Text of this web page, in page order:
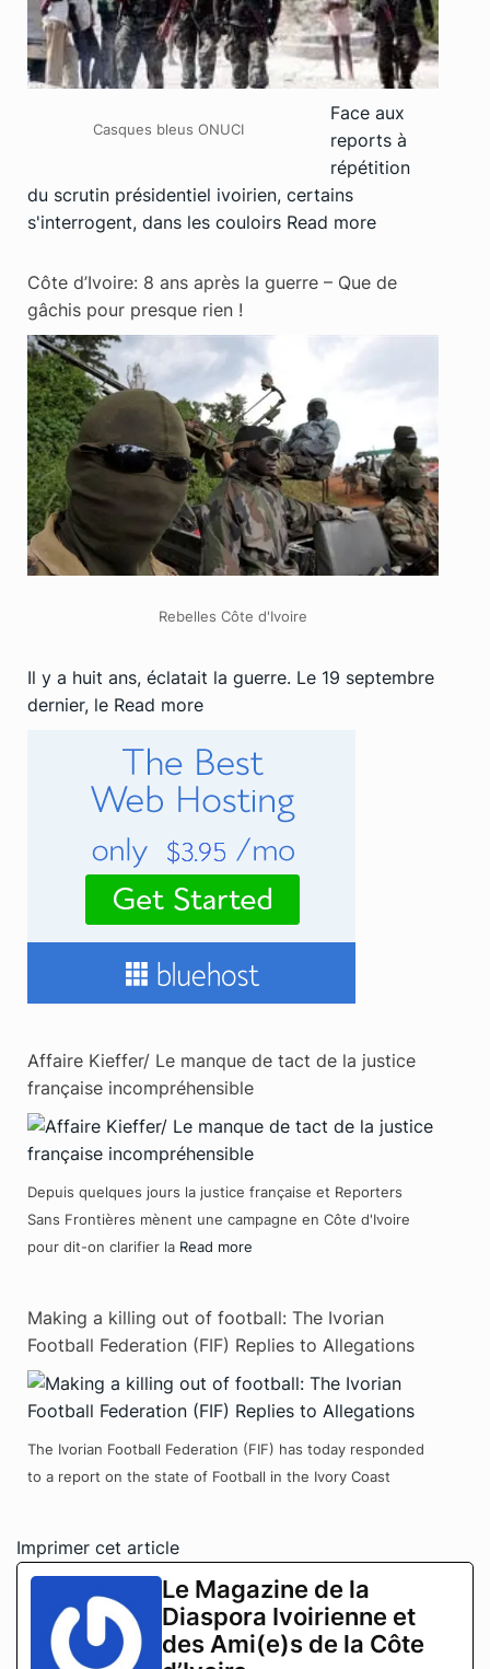
Casques bleus ONUCI
Face aux
reports à
répétition
du scrutin présidentiel ivoirien, certains
s'interrogent, dans les couloirs Read more
Côte d’Ivoire: 8 ans après la guerre – Que de
gâchis pour presque rien !
Rebelles Côte d'Ivoire
Il y a huit ans, éclatait la guerre. Le 19 septembre
dernier, le Read more
Affaire Kieffer/ Le manque de tact de la justice
française incompréhensible
Depuis quelques jours la justice française et Reporters
Sans Frontières mènent une campagne en Côte d'Ivoire
pour dit-on clarifier la Read more
Making a killing out of football: The Ivorian
Football Federation (FIF) Replies to Allegations
The Ivorian Football Federation (FIF) has today responded
to a report on the state of Football in the Ivory Coast
Imprimer cet article
Le Magazine de la
Diaspora Ivoirienne et
des Ami(e)s de la Côte